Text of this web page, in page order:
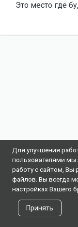
Это место где
Для улучшения
пользователями
работу с сайтом, Вы
файлов. Вы всегда
настройках Вашего
Принять